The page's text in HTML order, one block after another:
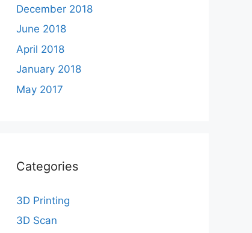
December 2018
June 2018
April 2018
January 2018
May 2017
Categories
3D Printing
3D Scan